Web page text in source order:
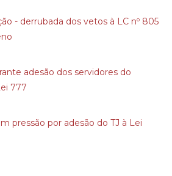
- derrubada dos vetos à LC nº 805
adesão dos servidores do
777
pressão por adesão do TJ à Lei